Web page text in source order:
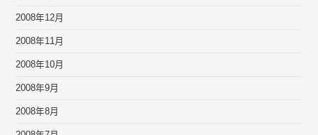
2008年12月
2008年11月
2008年10月
2008年9月
2008年8月